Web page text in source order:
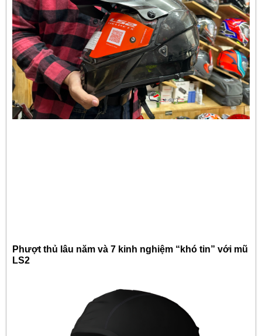
Phượt thủ lâu năm và 7 kinh nghiệm “khó tin” với mũ
LS2